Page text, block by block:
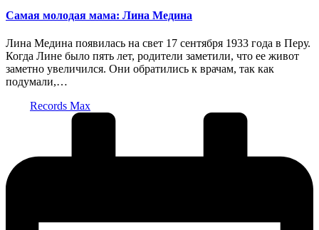
Самая молодая мама: Лина Медина
Лина Медина появилась на свет 17 сентября 1933 года в Перу.
Когда Лине было пять лет, родители заметили, что ее живот
заметно увеличился. Они обратились к врачам, так как
подумали,…
Records Max